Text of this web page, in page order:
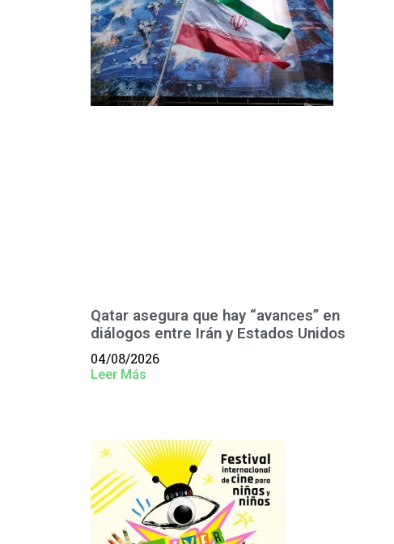
Qatar asegura que hay “avances” en
diálogos entre Irán y Estados Unidos
04/08/2026
Leer Más